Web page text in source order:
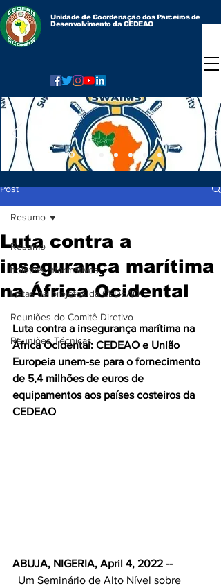
Unidade de Coordenação dos Parceiros de
Desenvolvimento da CEDEAO
Post
Resumo
boletins informativos
Listas de projetos da CEDEAO
Reuniões do Comitê Diretivo
Reuniões Técnicas
Resumo
Luta contra a
insegurança marítima
na África Ocidental
Luta contra a insegurança marítima na
África Ocidental: CEDEAO e União
Europeia unem-se para o fornecimento
de 5,4 milhões de euros de
equipamentos aos países costeiros da
CEDEAO
ABUJA, NIGERIA, April 4, 2022 --